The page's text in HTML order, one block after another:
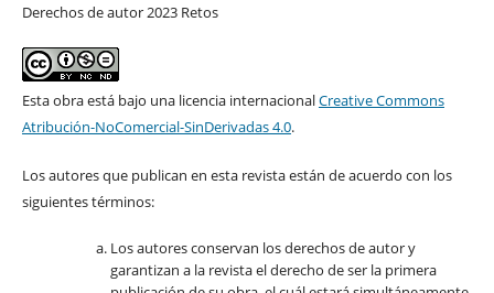
Derechos de autor 2023 Retos
Esta obra está bajo una licencia internacionalCreative Commons
Atribución-NoComercial-SinDerivadas 4.0.
Los autores que publican en esta revista están de acuerdo con los
siguientes términos:
Los autores conservan los derechos de autor y
garantizan a la revista el derecho de ser la primera